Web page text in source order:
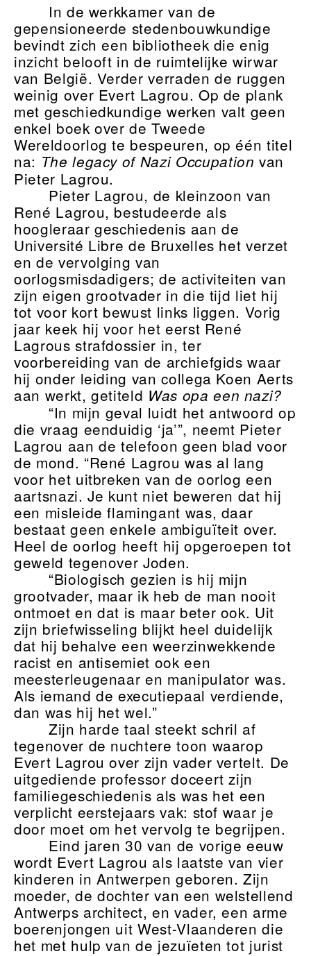
In de werkkamer van de
gepensioneerde stedenbouwkundige
bevindt zich een bibliotheek die enig
inzicht belooft in de ruimtelijke wirwar
van België. Verder verraden de ruggen
weinig over Evert Lagrou. Op de plank
met geschiedkundige werken valt geen
enkel boek over de Tweede
Wereldoorlog te bespeuren, op één titel
na: The legacy of Nazi Occupation van
Pieter Lagrou.
Pieter Lagrou, de kleinzoon van
René Lagrou, bestudeerde als
hoogleraar geschiedenis aan de
Université Libre de Bruxelles het verzet
en de vervolging van
oorlogsmisdadigers; de activiteiten van
zijn eigen grootvader in die tijd liet hij
tot voor kort bewust links liggen. Vorig
jaar keek hij voor het eerst René
Lagrous strafdossier in, ter
voorbereiding van de archiefgids waar
hij onder leiding van collega Koen Aerts
aan werkt, getiteld Was opa een nazi?
“In mijn geval luidt het antwoord op
die vraag eenduidig ‘ja’”, neemt Pieter
Lagrou aan de telefoon geen blad voor
de mond. “René Lagrou was al lang
voor het uitbreken van de oorlog een
aartsnazi. Je kunt niet beweren dat hij
een misleide flamingant was, daar
bestaat geen enkele ambiguïteit over.
Heel de oorlog heeft hij opgeroepen tot
geweld tegenover Joden.
“Biologisch gezien is hij mijn
grootvader, maar ik heb de man nooit
ontmoet en dat is maar beter ook. Uit
zijn briefwisseling blijkt heel duidelijk
dat hij behalve een weerzinwekkende
racist en antisemiet ook een
meesterleugenaar en manipulator was.
Als iemand de executiepaal verdiende,
dan was hij het wel.”
Zijn harde taal steekt schril af
tegenover de nuchtere toon waarop
Evert Lagrou over zijn vader vertelt. De
uitgediende professor doceert zijn
familiegeschiedenis als was het een
verplicht eerstejaars vak: stof waar je
door moet om het vervolg te begrijpen.
Eind jaren 30 van de vorige eeuw
wordt Evert Lagrou als laatste van vier
kinderen in Antwerpen geboren. Zijn
moeder, de dochter van een welstellend
Antwerps architect, en vader, een arme
boerenjongen uit West-Vlaanderen die
het met hulp van de jezuïeten tot jurist